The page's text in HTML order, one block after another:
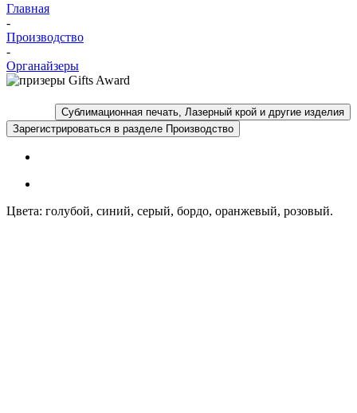
Главная
-
Производство
-
Органайзеры
Сублимационная печать, Лазерный крой и другие изделия
Зарегистрироваться в разделе Производство
Цвета: голубой, синий, серый, бордо, оранжевый, розовый.